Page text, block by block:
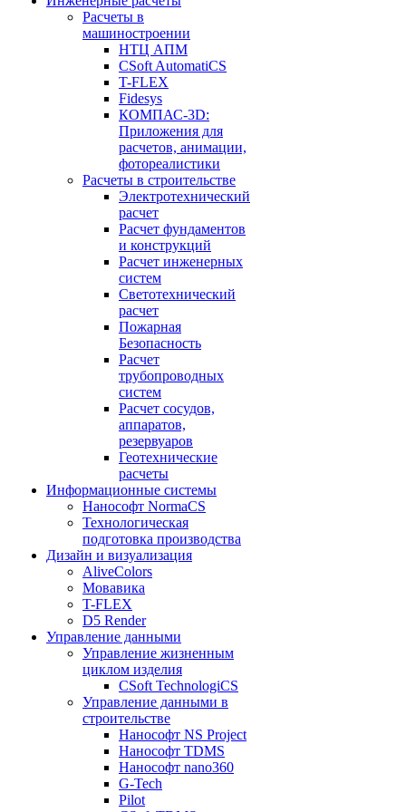
Расчеты в
машиностроении
НТЦ АПМ
CSoft AutomatiCS
T-FLEX
Fidesys
КОМПАС-3D:
Приложения для
расчетов, анимации,
фотореалистики
Расчеты в строительстве
Электротехнический
расчет
Расчет фундаментов
и конструкций
Расчет инженерных
систем
Светотехнический
расчет
Пожарная
Безопасность
Расчет
трубопроводных
систем
Расчет сосудов,
аппаратов,
резервуаров
Геотехнические
расчеты
Информационные системы
Нанософт NormaCS
Технологическая
подготовка производства
Дизайн и визуализация
AliveColors
Мовавика
T-FLEX
D5 Render
Управление данными
Управление жизненным
циклом изделия
CSoft TechnologiCS
Управление данными в
строительстве
Нанософт NS Project
Нанософт TDMS
Нанософт nano360
G-Tech
Pilot